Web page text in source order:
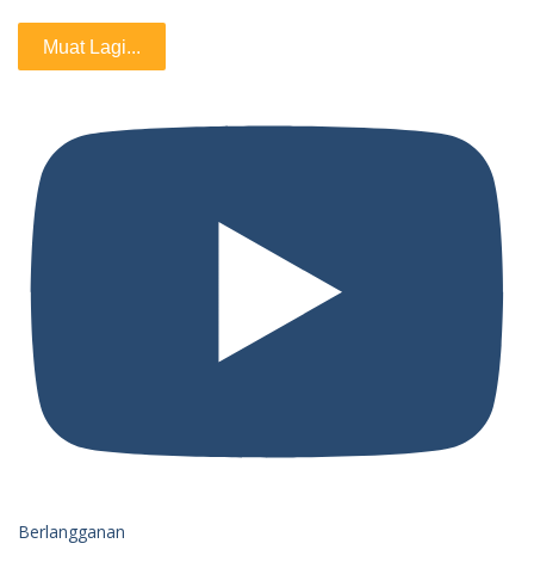
Muat Lagi...
Berlangganan